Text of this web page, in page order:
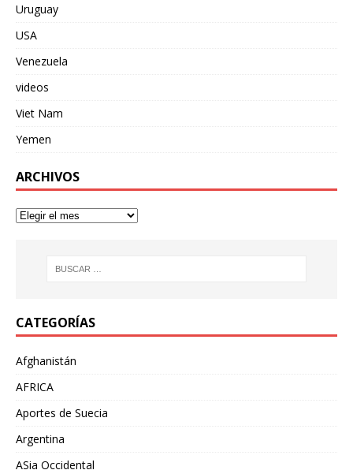
Uruguay
USA
Venezuela
videos
Viet Nam
Yemen
ARCHIVOS
CATEGORÍAS
Afghanistán
AFRICA
Aportes de Suecia
Argentina
ASia Occidental